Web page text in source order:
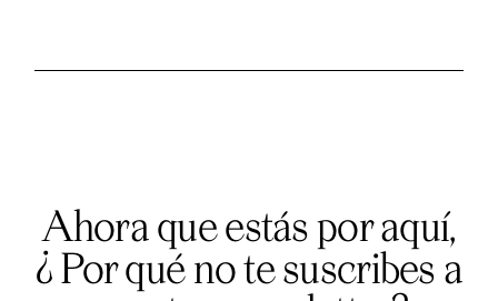
Ahora que estás por aquí,
¿ Por qué no te suscribes a